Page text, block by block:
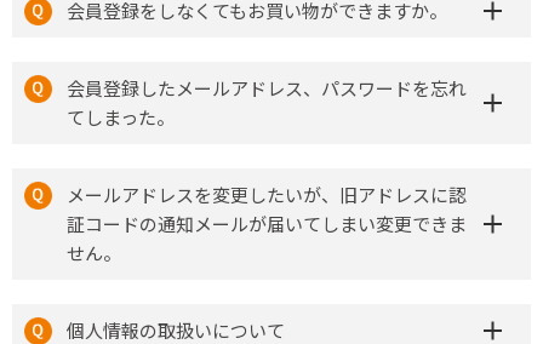
会員登録をしなくてもお買い物ができますか。
会員登録したメールアドレス、パスワードを忘れ
てしまった。
メールアドレスを変更したいが、旧アドレスに認
証コードの通知メールが届いてしまい変更できま
せん。
個人情報の取扱いについて